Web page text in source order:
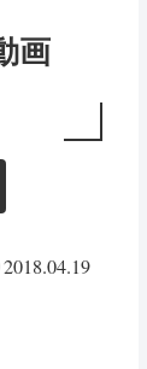
画
2018.04.19